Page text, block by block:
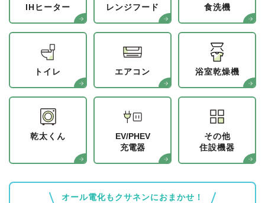
IHヒーター レンジフード 食洗機
トイレ エアコン 浴室乾燥機
乾太くん
EV/PHEV
充電器
その他
住設機器
オール電化もクサネンにおまかせ！